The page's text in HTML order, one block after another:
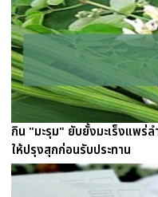
กิน "มะรุม" ยับยั้งมะเร็งแพร่
ให้ปรุงสุกก่อนรับประทาน